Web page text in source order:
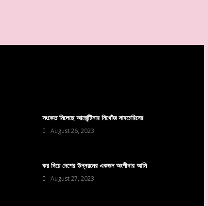
সংকেত মিলেছে আর্জেন্টিনার নিখোঁজ সাবমেরিনের
August 26, 2023
কর দিয়ে দেশের উন্নয়নের একজন অংশীদার আমি
August 27, 2023